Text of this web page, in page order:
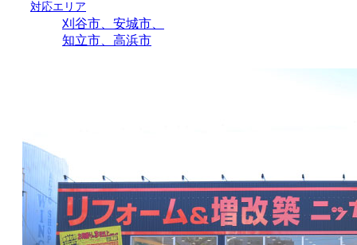
対応エリア
刈谷市、安城市、
知立市、高浜市